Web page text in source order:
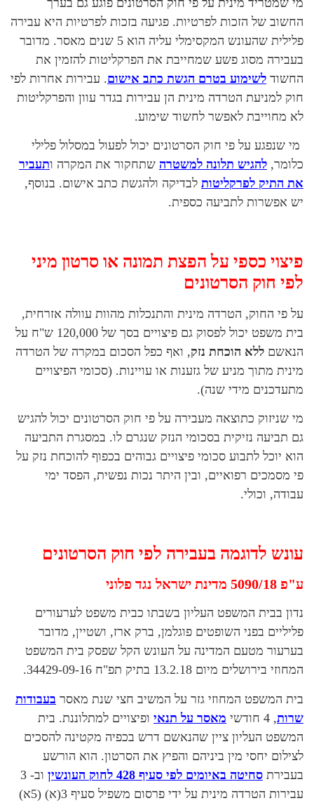
החשוב של הזכות לפרטיות. פגיעה בזכות לפרטיות היא עבירה
פלילית שהעונש המקסימלי עליה הוא 5 שנים מאסר. מדובר
בעבירה מסוג פשע שמחייבת את הפרקליטות להזמין את
החשוד לשימוע בטרם הגשת כתב אישום. עבירות אחרות לפי
חוק למניעת הטרדה מינית הן עבירות בגדר עוון והפרקליטות
לא מחוייבת לאפשר לחשוד שימוע.
מי שנפגע על פי חוק הסרטונים יכול לפעול במסלול פלילי
כלומר, להגיש תלונה למשטרה שתחקור את המקרה ותעביר
את התיק לפרקליטות לבדיקה ולהגשת כתב אישום. בנוסף,
יש אפשרות לתביעה כספית.
פיצוי כספי על הפצת תמונה או סרטון מיני
לפי חוק הסרטונים
על פי החוק, הטרדה מינית והתנכלות מהוות עוולה אזרחית,
בית משפט יכול לפסוק גם פיצויים בסך של 120,000 ש"ח על
הנאשם ללא הוכחת נזק, ואף כפל הסכום במקרה של הטרדה
מינית מתוך מניע של גזענות או עויינות. (סכומי הפיצויים
מתעדכנים מידי שנה).
מי שניזוק כתוצאה מעבירה על פי חוק הסרטונים יכול להגיש
גם תביעה נזיקית בסכומי הנזק שנגרם לו. במסגרת התביעה
הוא יוכל לתבוע סכומי פיצויים גבוהים בכפוף להוכחת נזק על
פי מסמכים רפואיים, ובין היתר נכות נפשית, הפסד ימי
עבודה, וכולי.
עונש לדוגמה בעבירה לפי חוק הסרטונים
ע"פ 5090/18 מדינת ישראל נגד פלוני
נדון בבית המשפט העליון בשבתו כבית משפט לערעורים
פליליים בפני השופטים פוגלמן, ברק ארז, ושטיין, מדובר
בערעור מטעם המדינה על העונש הקל שפסק בית המשפט
המחוזי בירושלים מיום 13.2.18 בתיק תפ"ח 34429-09-16.
בית המשפט המחוזי גזר על המשיב חצי שנת מאסר בעבודות
שרות, 4 חודשי מאסר על תנאי ופיצויים למתלוננת. בית
המשפט העליון ציין שהנאשם דרש בכפיה מקטינה להסכים
לצילום יחסי מין ביניהם והפיץ את הסרטון. הוא הורשע
בעבירת סחיטה באיומים לפי סעיף 428 לחוק העונשין
וב- 3
עבירות הטרדה מינית על ידי פרסום משפיל סעיף 3(א) (5א)